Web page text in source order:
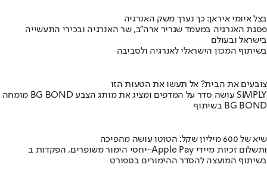
בצל איומי איראן: כך נערך משק האנרגיה
פסגת האנרגיה במעמד שגריר ארה"ב, שר האנרגיה ובכירי התעשייה
בישראל ובעולם
בשיתוף המכון הישראלי לאנרגיה ולסביבה
צובעים את הבית? אל תעשו את הטעות הזו
מומחה BG BOND עושה סדר על המדפים ומציג את מותג הצבע SIMPLY
בשיתוף BG BOND
שיא של 600 מיליון שקל: הטוטו עושה מהפיכה
יחסי הימור משופרים, הפקדות ב-Apple Pay ותשלום זכיות מיידי
בשיתוף המועצה להסדר ההימורים בספורט